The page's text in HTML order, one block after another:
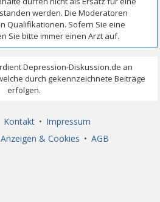
Kontakt • Impressum
Anzeigen & Cookies • AGB